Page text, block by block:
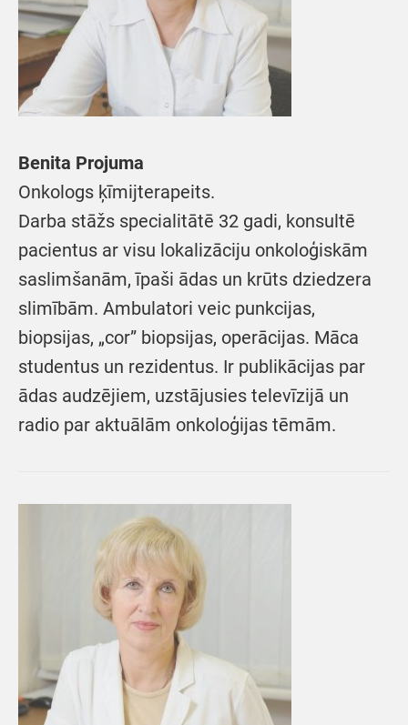
Benita Projuma
Onkologs ķīmijterapeits.
Darba stāžs specialitātē 32 gadi, konsultē
pacientus ar visu lokalizāciju onkoloģiskām
saslimšanām, īpaši ādas un krūts dziedzera
slimībām. Ambulatori veic punkcijas,
biopsijas, „cor” biopsijas, operācijas. Māca
studentus un rezidentus. Ir publikācijas par
ādas audzējiem, uzstājusies televīzijā un
radio par aktuālām onkoloģijas tēmām.